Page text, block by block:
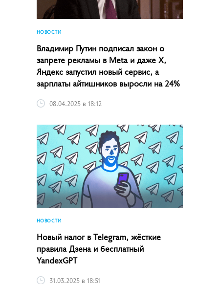
НОВОСТИ
Владимир Путин подписал закон о
запрете рекламы в Meta и даже X,
Яндекс запустил новый сервис, а
зарплаты айтишников выросли на 24%
08.04.2025 в 18:12
НОВОСТИ
Новый налог в Telegram, жёсткие
правила Дзена и бесплатный
YandexGPT
31.03.2025 в 18:51